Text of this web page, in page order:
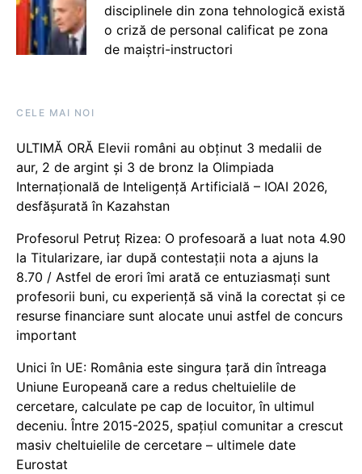
disciplinele din zona tehnologică există
o criză de personal calificat pe zona
de maiștri-instructori
CELE MAI NOI
ULTIMĂ ORĂ Elevii români au obținut 3 medalii de
aur, 2 de argint și 3 de bronz la Olimpiada
Internațională de Inteligență Artificială – IOAI 2026,
desfășurată în Kazahstan
Profesorul Petruț Rizea: O profesoară a luat nota 4.90
la Titularizare, iar după contestații nota a ajuns la
8.70 / Astfel de erori îmi arată ce entuziasmați sunt
profesorii buni, cu experiență să vină la corectat și ce
resurse financiare sunt alocate unui astfel de concurs
important
Unici în UE: România este singura țară din întreaga
Uniune Europeană care a redus cheltuielile de
cercetare, calculate pe cap de locuitor, în ultimul
deceniu. Între 2015-2025, spațiul comunitar a crescut
masiv cheltuielile de cercetare – ultimele date
Eurostat